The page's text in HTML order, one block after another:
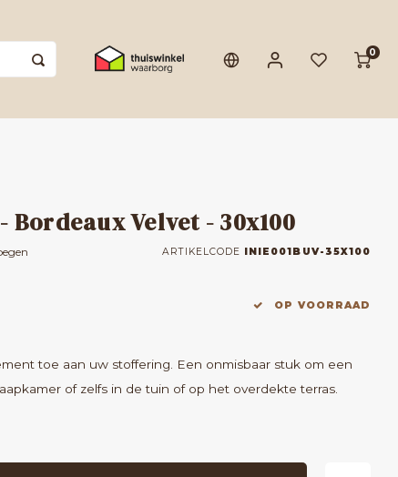
0
Bordeaux Velvet - 30x100
ARTIKELCODE INIE001BUV-35X100
OP VOORRAAD
toe aan uw stoffering. Een onmisbaar stuk om een
of zelfs in de tuin of op het overdekte terras.